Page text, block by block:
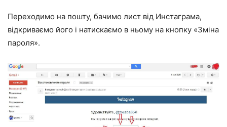
Переходимо на пошту, бачимо лист від Инстаграма,
відкриваємо його і натискаємо в ньому на кнопку «Зміна
пароля».